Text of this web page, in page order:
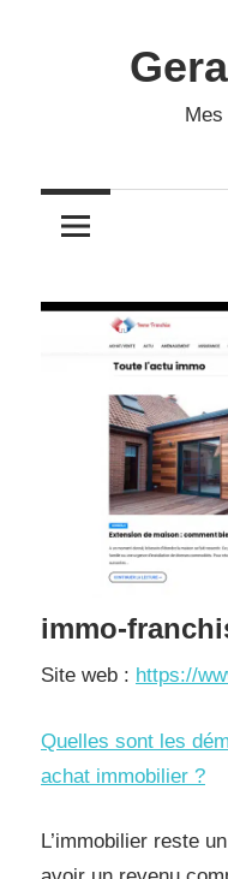
immo-
Site web : https://
Quelles sont les
achat immobilier ?
L’immobilier reste